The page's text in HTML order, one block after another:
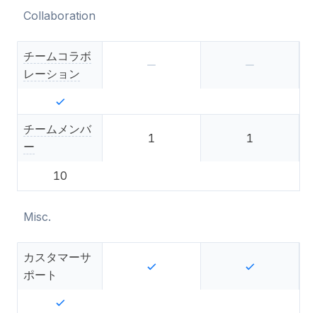
Collaboration
チームコラボ
レーション
チームメンバ
ー
1 1
10
Misc.
カスタマーサ
ポート